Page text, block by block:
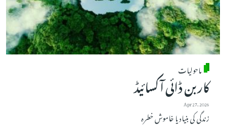
ماحولیات
کاربن ڈائی آکسائیڈ
Apr 27, 2026
زندگی کی بنیاد یا خاموش خطرہ